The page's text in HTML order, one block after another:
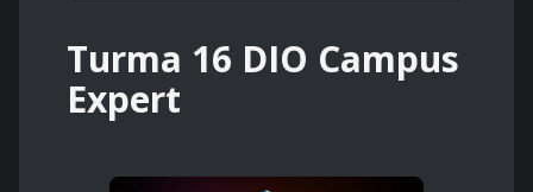
Turma 16 DIO Campus
Expert